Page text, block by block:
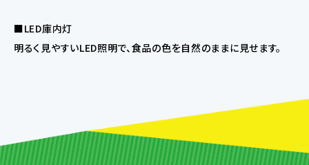
■LED庫内灯
明るく見やすいLED照明で、食品の色を自然のままに見せます。